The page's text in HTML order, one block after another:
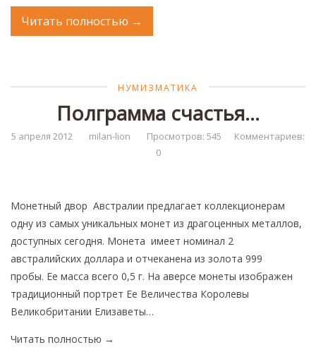
Читать полностью →
НУМИЗМАТИКА
Полграмма счастья…
5 апреля 2012 milan-lion Просмотров: 545 Комментариев:
0
Монетный двор Австралии предлагает коллекционерам
одну из самых уникальных монет из драгоценных металлов,
доступных сегодня. Монета имеет номинал 2
австралийских доллара и отчеканена из золота 999
пробы. Ее масса всего 0,5 г. На аверсе монеты изображен
традиционный портрет Ее Величества Королевы
Великобритании Елизаветы…
Читать полностью →